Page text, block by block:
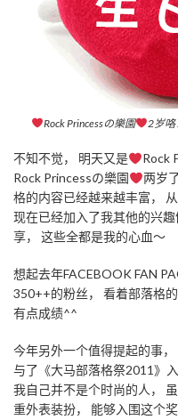
Rock Princessの樂園 2岁咯
不知不觉， 明天又是 Rock
Rock Princessの樂園
两岁
格的内容已经越来越丰富，
现在已经加入了我其他的兴
享， 这些全都是我的心血～
想起去年FACEBOOK FAN
350++的粉丝， 看着部落格
有点成绩^^
今年另外一个值得提起的事
与了《大马部落格祭2011》
我自己并不是个时尚的人，
重外表装扮， 能够入围这个